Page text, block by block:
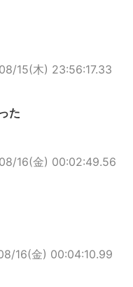
15(木) 23:56:17.33
た
16(金) 00:02:49.56
16(金) 00:04:10.99